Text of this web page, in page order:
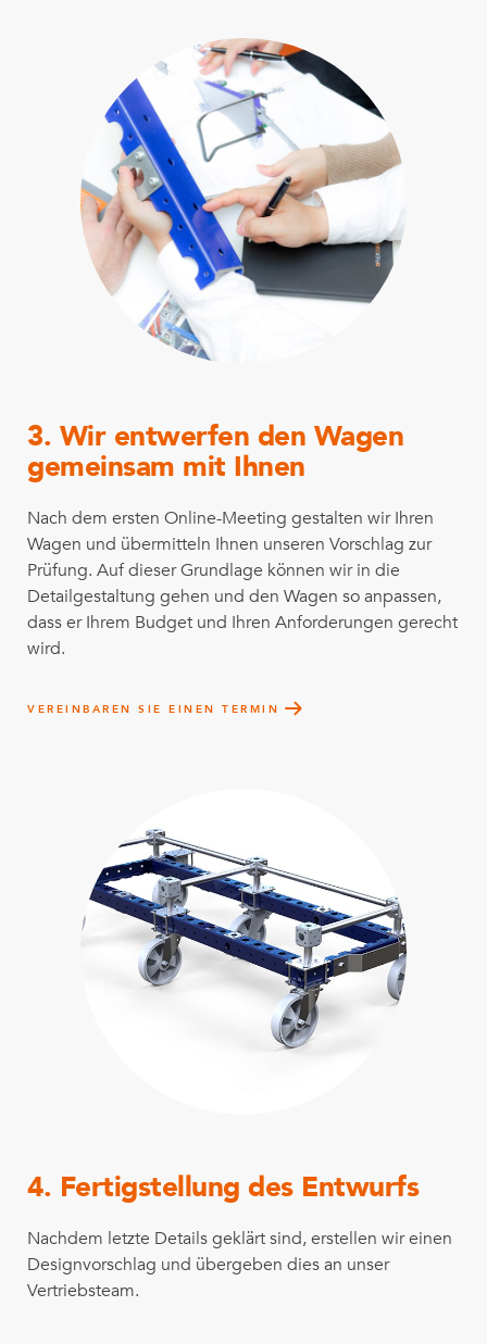
3. Wir entwerfen den Wagen
gemeinsam mit Ihnen
Nach dem ersten Online-Meeting gestalten wir Ihren
Wagen und übermitteln Ihnen unseren Vorschlag zur
Prüfung. Auf dieser Grundlage können wir in die
Detailgestaltung gehen und den Wagen so anpassen,
dass er Ihrem Budget und Ihren Anforderungen gerecht
wird.
VEREINBAREN SIE EINEN TERMIN
4. Fertigstellung des Entwurfs
Nachdem letzte Details geklärt sind, erstellen wir einen
Designvorschlag und übergeben dies an unser
Vertriebsteam.